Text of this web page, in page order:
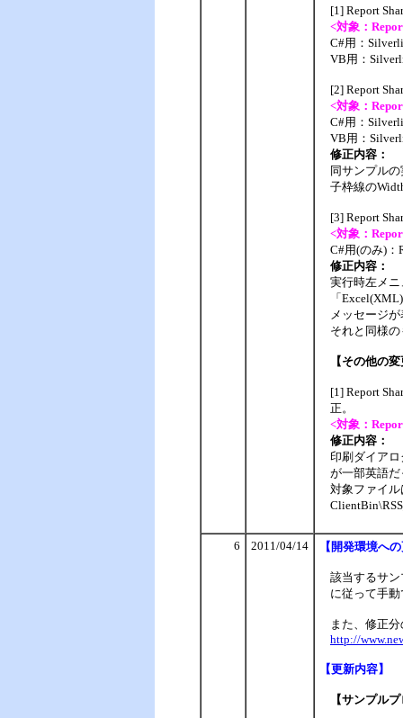
[1] Report
<対象：
C#用：
VB用：
[2] Report
<対象：
C#用：
VB用：
修正内容：
同サンプル
子枠線の
[3] Report
<対象：
C#用(のみ)：
修正内容：
実行時左メ
「
メッセージ
それと同様
【その他の
[1] Report
正。
<対象：
修正内容：
印刷ダイア
が一部英語
対象ファイ
6 2011/04/14 【 開発環境へ
該当するサ
に従って手
また、修正
http://
【更新内容】
【サンプル